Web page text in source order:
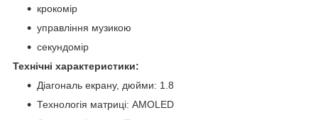
крокомір
управління музикою
секундомір
Технічні характеристики:
Діагональ екрану, дюйми: 1.8
Технологія матриці: AMOLED